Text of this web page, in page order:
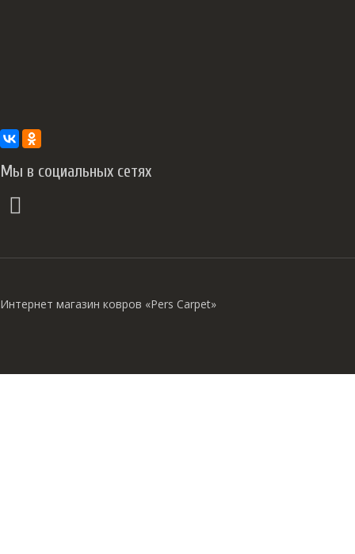
Мы в социальных сетях
Интернет магазин ковров «Pers Carpet»